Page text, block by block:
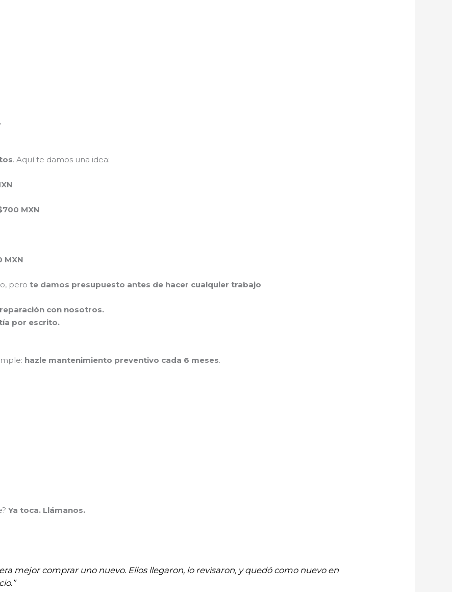
. Aquí te damos una idea:
MXN
MXN
pero te damos presupuesto antes de hacer cualquier trabajo
con nosotros.
por escrito.
hazle mantenimiento preventivo cada 6 meses.
Ya toca. Llámanos.
mejor comprar uno nuevo. Ellos llegaron, lo revisaron, y quedó como nuevo en